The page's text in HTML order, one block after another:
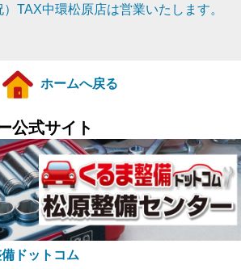
TAX中環松原店は営業いたします。
ホームへ戻る
公式サイト
備ドットコム